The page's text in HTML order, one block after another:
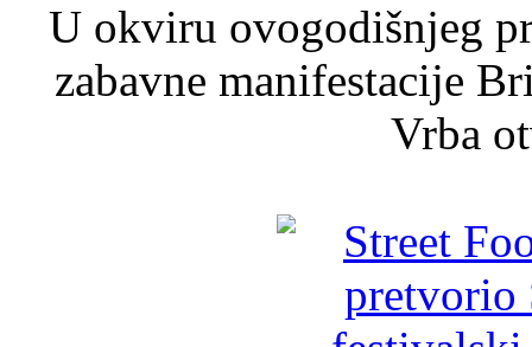
U okviru ovogodišnjeg
zabavne manifestacije
Vrba